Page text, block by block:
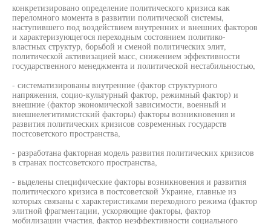
конкретизировано определение политического кризиса как
переломного момента в развитии политической системы,
наступившего под воздействием внутренних и внешних факторов
и характеризующегося переходным состоянием политико-
властных структур, борьбой и сменой политических элит,
политической активизацией масс, снижением эффективности
государственного менеджмента и политической нестабильностью,
- систематизированы внутренние (фактор структурного
напряжения, социо-культурный фактор, режимный фактор) и
внешние (фактор экономической зависимости, военный и
внешнелегитимистский факторы) факторы возникновения и
развития политических кризисов современных государств
постсоветского пространства,
- разработана факторная модель развития политических кризисов
в странах постсоветского пространства,
- выделены специфические факторы возникновения и развития
политического кризиса в постсоветской Украине, главные из
которых связаны с характеристиками переходного режима (фактор
элитной фрагментации, ускоряющие факторы, фактор
мобилизации участия, фактор неэффективности социального